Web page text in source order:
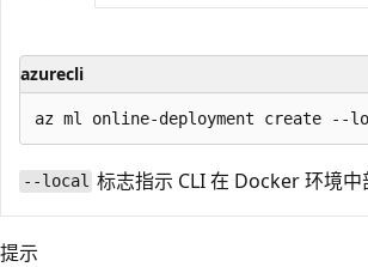
azurecli
--local 标志指示 CLI 在 Docker 环境中
提示